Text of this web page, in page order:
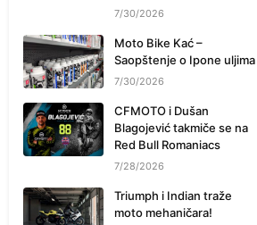
7/30/2026
Moto Bike Kać –
Saopštenje o Ipone uljima
7/30/2026
CFMOTO i Dušan
Blagojević takmiče se na
Red Bull Romaniacs
7/28/2026
Triumph i Indian traže
moto mehaničara!